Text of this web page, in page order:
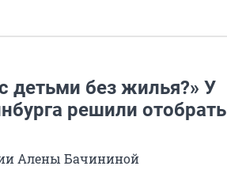
детьми без жилья?» У
решили отобрать
Алены Бачининой